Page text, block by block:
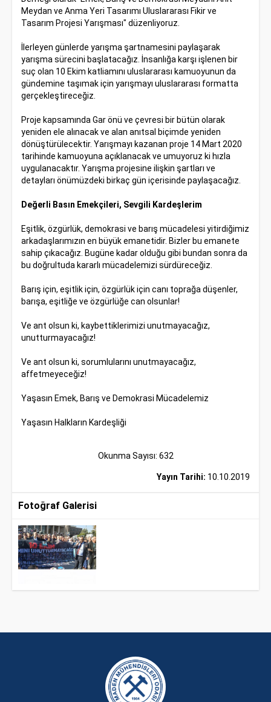
Meydan ve Anma Yeri Tasarımı Uluslararası Fikir ve
Tasarım Projesi Yarışması" düzenliyoruz.
İlerleyen günlerde yarışma şartnamesini paylaşarak
yarışma sürecini başlatacağız. İnsanlığa karşı işlenen bir
suç olan 10 Ekim katliamını uluslararası kamuoyunun da
gündemine taşımak için yarışmayı uluslararası formatta
gerçekleştireceğiz.
Proje kapsamında Gar önü ve çevresi bir bütün olarak
yeniden ele alınacak ve alan anıtsal biçimde yeniden
dönüştürülecektir. Yarışmayı kazanan proje 14 Mart 2020
tarihinde kamuoyuna açıklanacak ve umuyoruz ki hızla
uygulanacaktır. Yarışma projesine ilişkin şartları ve
detayları önümüzdeki birkaç gün içerisinde paylaşacağız.
Değerli Basın Emekçileri, Sevgili Kardeşlerim
Eşitlik, özgürlük, demokrasi ve barış mücadelesi yitirdiğimiz
arkadaşlarımızın en büyük emanetidir. Bizler bu emanete
sahip çıkacağız. Bugüne kadar olduğu gibi bundan sonra da
bu doğrultuda kararlı mücadelemizi sürdüreceğiz.
Barış için, eşitlik için, özgürlük için canı toprağa düşenler,
barışa, eşitliğe ve özgürlüğe can olsunlar!
Ve ant olsun ki, kaybettiklerimizi unutmayacağız,
unutturmayacağız!
Ve ant olsun ki, sorumlularını unutmayacağız,
affetmeyeceğiz!
Yaşasın Emek, Barış ve Demokrasi Mücadelemiz
Yaşasın Halkların Kardeşliği
Okunma Sayısı: 632
Yayın Tarihi: 10.10.2019
Fotoğraf Galerisi